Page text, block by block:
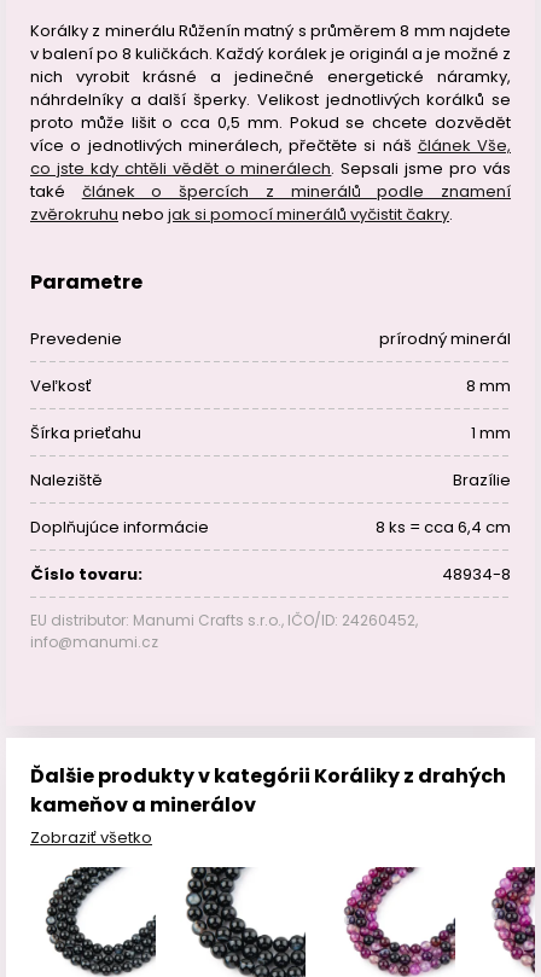
Korálky z minerálu Růženín matný s průměrem 8 mm najdete
v balení po 8 kuličkách. Každý korálek je originál a je možné z
nich vyrobit krásné a jedinečné energetické náramky,
náhrdelníky a další šperky. Velikost jednotlivých korálků se
proto může lišit o cca 0,5 mm. Pokud se chcete dozvědět
více o jednotlivých minerálech, přečtěte si náš článek Vše,
co jste kdy chtěli vědět o minerálech. Sepsali jsme pro vás
také článek o špercích z minerálů podle znamení
zvěrokruhu nebo jak si pomocí minerálů vyčistit čakry.
Parametre
Prevedenie prírodný minerál
Veľkosť 8 mm
Šírka prieťahu 1 mm
Naleziště Brazílie
Doplňujúce informácie 8 ks = cca 6,4 cm
Číslo tovaru: 48934-8
EU distributor: Manumi Crafts s.r.o., IČO/ID: 24260452,
info@manumi.cz
Ďalšie produkty v kategórii Koráliky z drahých
kameňov a minerálov
Zobraziť všetko